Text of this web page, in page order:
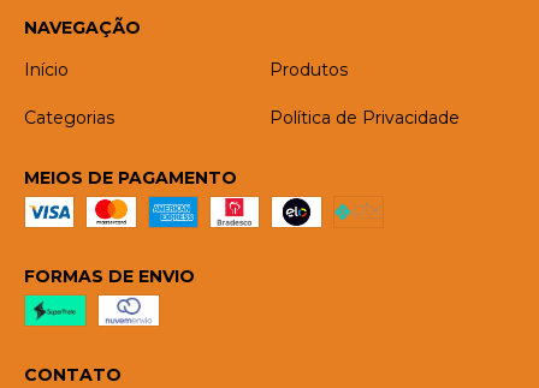
NAVEGAÇÃO
Início
Produtos
Categorias Política de Privacidade
MEIOS DE PAGAMENTO
FORMAS DE ENVIO
CONTATO